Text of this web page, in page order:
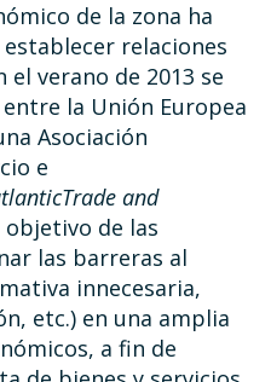
de la zona ha
relaciones
verano de 2013 se
la Unión Europea
Asociación
e
and
objetivo de las
las barreras al
innecesaria,
etc.) en una amplia
a fin de